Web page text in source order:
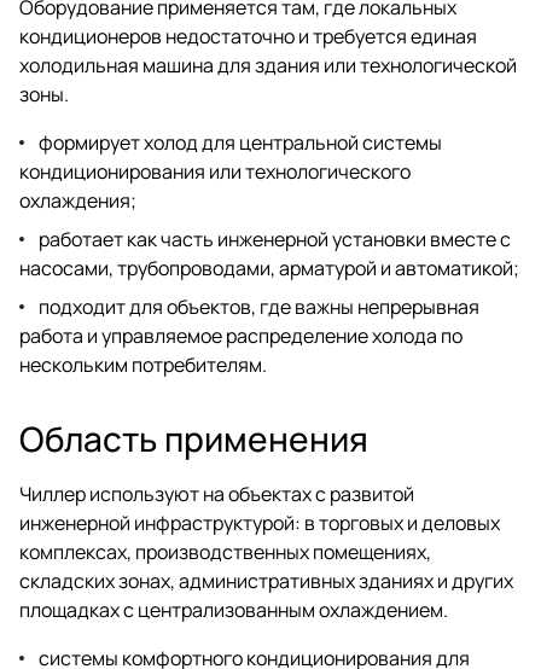
Оборудование применяется там, где локальных
кондиционеров недостаточно и требуется единая
холодильная машина для здания или технологической
зоны.
формирует холод для центральной системы
кондиционирования или технологического
охлаждения;
работает как часть инженерной установки вместе с
насосами, трубопроводами, арматурой и автоматикой;
подходит для объектов, где важны непрерывная
работа и управляемое распределение холода по
нескольким потребителям.
Область применения
Чиллер используют на объектах с развитой
инженерной инфраструктурой: в торговых и деловых
комплексах, производственных помещениях,
складских зонах, административных зданиях и других
площадках с централизованным охлаждением.
системы комфортного кондиционирования для